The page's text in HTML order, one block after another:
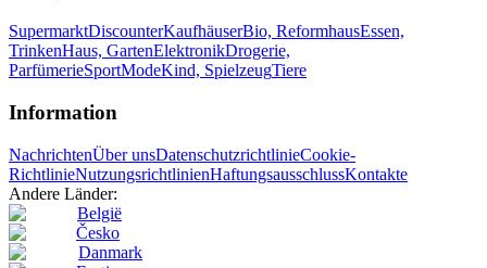
SupermarktDiscounterKaufhäuserBio, ReformhausEssen,
TrinkenHaus, GartenElektronikDrogerie,
ParfümerieSportModeKind, SpielzeugTiere
Information
NachrichtenÜber unsDatenschutzrichtlinieCookie-
RichtlinieNutzungsrichtlinienHaftungsausschlussKontakte
Andere Länder:
België
Česko
Danmark